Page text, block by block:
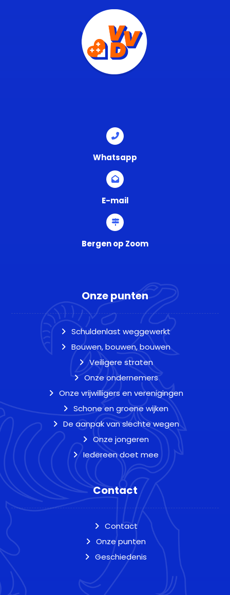
Whatsapp
E-mail
Bergen op Zoom
Onze punten
Schuldenlast weggewerkt
Bouwen, bouwen, bouwen
Veiligere straten
Onze ondernemers
Onze vrijwilligers en verenigingen
Schone en groene wijken
De aanpak van slechte wegen
Onze jongeren
Iedereen doet mee
Contact
Contact
Onze punten
Geschiedenis